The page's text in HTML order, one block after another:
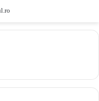
Închise
la